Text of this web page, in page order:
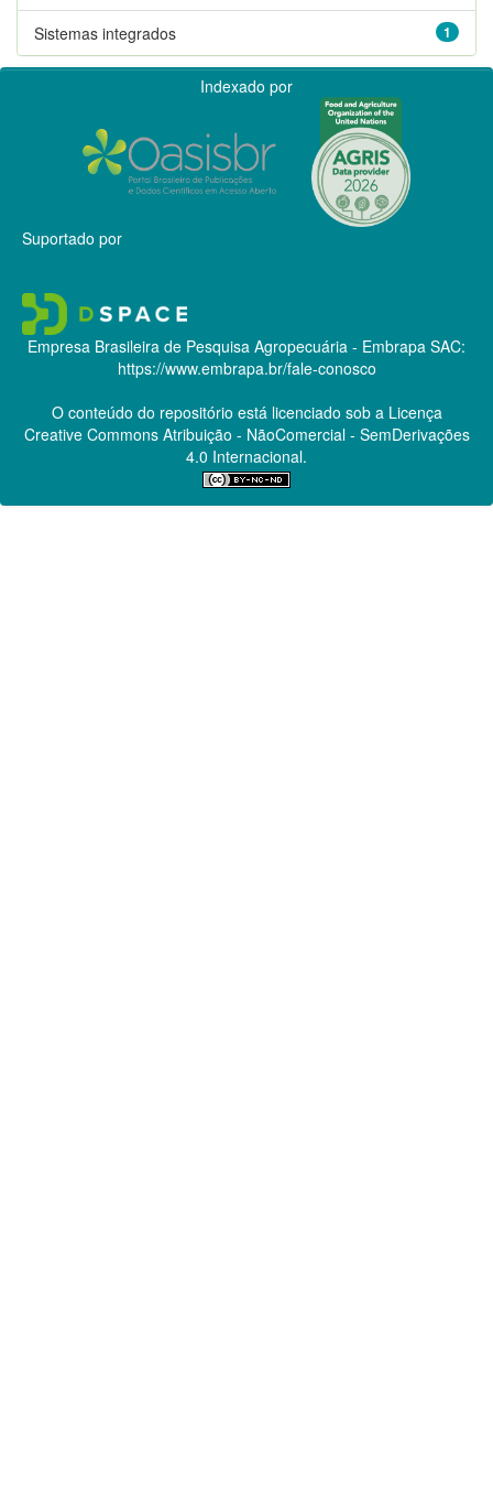
1
Sistemas integrados
Indexado por
Suportado por
Empresa Brasileira de Pesquisa Agropecuária - Embrapa SAC:
https://www.embrapa.br/fale-conosco
O conteúdo do repositório está licenciado sob a Licença
Creative CommonsAtribuição - NãoComercial - SemDerivações
4.0 Internacional.